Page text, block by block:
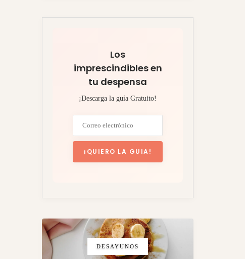
Los
imprescindibles en
tu despensa
¡Descarga la guía Gratuito!
DESAYUNOS